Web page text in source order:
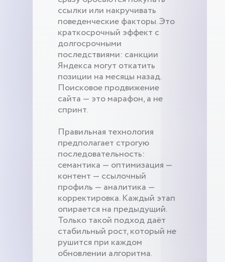
ссылки или накручивать
поведенческие факторы. Это
краткосрочный эффект с
долгосрочными
последствиями: санкции
Яндекса могут откатить
позиции на месяцы назад.
Поисковое продвижение
сайта — это марафон, а не
спринт.
Правильная технология
предполагает строгую
последовательность:
семантика — оптимизация —
контент — ссылочный
профиль — аналитика —
корректировка. Каждый этап
опирается на предыдущий.
Только такой подход даёт
стабильный рост, который не
рушится при каждом
обновлении алгоритма.